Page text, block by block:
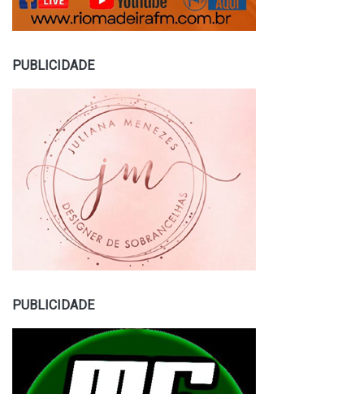
PUBLICIDADE
PUBLICIDADE